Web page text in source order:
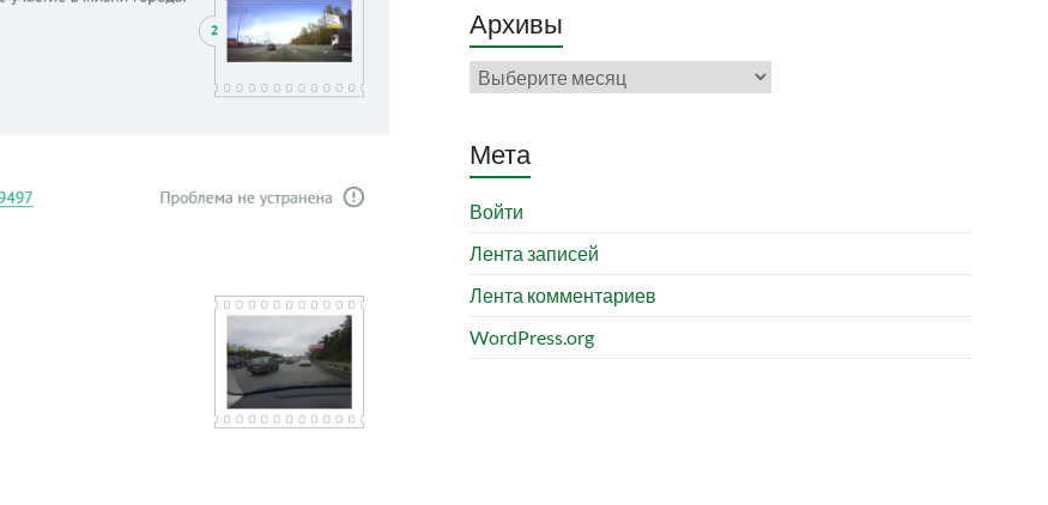
Архивы
Архивы
Мета
Войти
Лента записей
Лента комментариев
WordPress.org